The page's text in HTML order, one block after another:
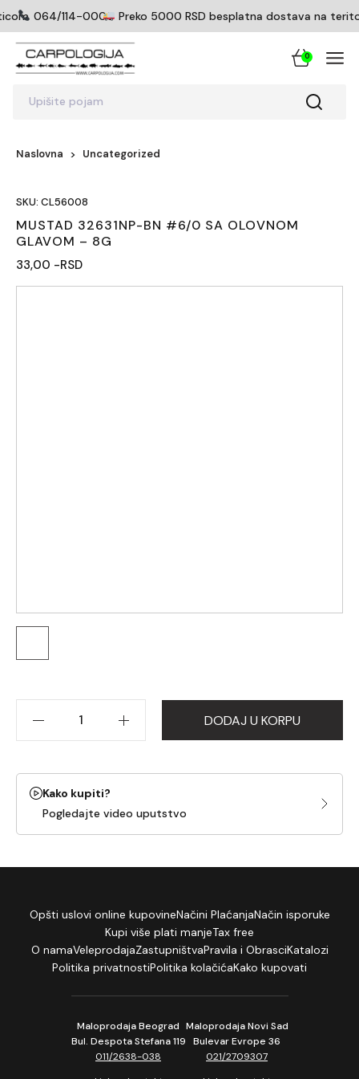
064/114-0005Preko 5000 RSD besplatna dostava na
Upišite pojam
0
Naslovna Uncategorized
SKU: CL56008
MUSTAD 32631NP-BN #6/0 SA OLOVNOM
GLAVOM – 8G
33,00 -RSD
DODAJ U KORPU
Kako kupiti?
Pogledajte video uputstvo
Opšti uslovi online kupovineNačini PlaćanjaNačin isporuke
Kupi više plati manjeTax free
O namaVeleprodajaZastupništvaPravila i ObrasciKatalozi
Politika privatnostiPolitika kolačićaKako kupovati
Maloprodaja Beograd
Bul. Despota Stefana 119
011/2638-038
Maloprodaja Novi Sad
Bulevar Evrope 36
021/2709307